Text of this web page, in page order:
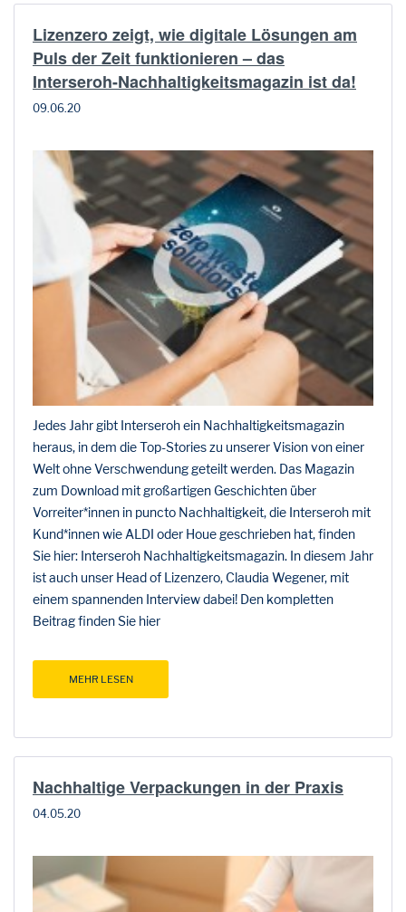
Lizenzero zeigt, wie digitale Lösungen am
Puls der Zeit funktionieren – das
Interseroh-Nachhaltigkeitsmagazin ist da!
09.06.20
Jedes Jahr gibt Interseroh ein Nachhaltigkeitsmagazin
heraus, in dem die Top-Stories zu unserer Vision von einer
Welt ohne Verschwendung geteilt werden. Das Magazin
zum Download mit großartigen Geschichten über
Vorreiter*innen in puncto Nachhaltigkeit, die Interseroh mit
Kund*innen wie ALDI oder Houe geschrieben hat, finden
Sie hier: Interseroh Nachhaltigkeitsmagazin. In diesem Jahr
ist auch unser Head of Lizenzero, Claudia Wegener, mit
einem spannenden Interview dabei! Den kompletten
Beitrag finden Sie hier
MEHR LESEN
Nachhaltige Verpackungen in der Praxis
04.05.20